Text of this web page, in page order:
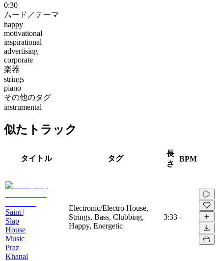
0:30
ムード／テーマ
happy
motivational
inspirational
advertising
corporate
楽器
strings
piano
その他のタグ
instrumental
似たトラック
タイトル タグ
長
さ
BPM
Saint |
Slap
House
Music
Praz
Khanal
Electronic/Electro House,
Strings, Bass, Clubbing,
Happy, Energetic
3:33 -